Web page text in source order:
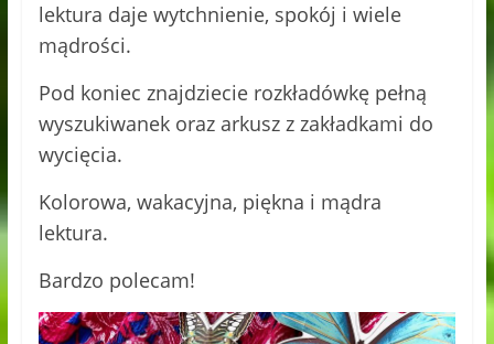
lektura daje wytchnienie, spokój i wiele
mądrości.
Pod koniec znajdziecie rozkładówkę pełną
wyszukiwanek oraz arkusz z zakładkami do
wycięcia.
Kolorowa, wakacyjna, piękna i mądra
lektura.
Bardzo polecam!